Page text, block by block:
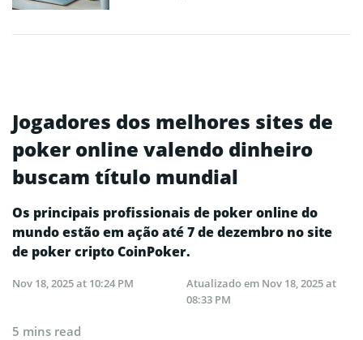
Jogadores dos melhores sites de
poker online valendo dinheiro
buscam título mundial
Os principais profissionais de poker online do
mundo estão em ação até 7 de dezembro no site
de poker cripto CoinPoker.
Nov 18, 2025 at 10:24 PM Atualizado em Nov 18, 2025 at
08:33 PM
5 mins read